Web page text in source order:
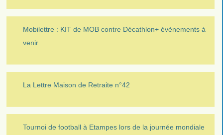
Mobilettre : KIT de MOB contre Décathlon+ évènements à
venir
La Lettre Maison de Retraite n°42
Tournoi de football à Etampes lors de la journée mondiale